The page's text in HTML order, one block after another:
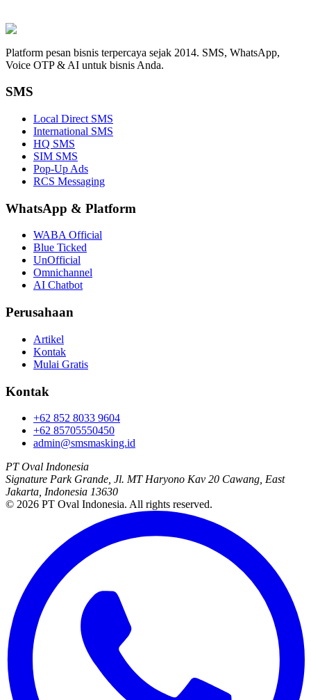
Platform pesan bisnis terpercaya sejak 2014. SMS, WhatsApp,
Voice OTP & AI untuk bisnis Anda.
SMS
Local Direct SMS
International SMS
HQ SMS
SIM SMS
Pop-Up Ads
RCS Messaging
WhatsApp & Platform
WABA Official
Blue Ticked
UnOfficial
Omnichannel
AI Chatbot
Perusahaan
Artikel
Kontak
Mulai Gratis
Kontak
+62 852 8033 9604
+62 85705550450
admin@smsmasking.id
PT Oval Indonesia
Signature Park Grande, Jl. MT Haryono Kav 20 Cawang, East
Jakarta, Indonesia 13630
© 2026 PT Oval Indonesia. All rights reserved.